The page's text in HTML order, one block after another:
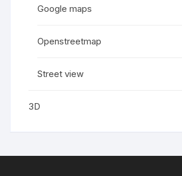
Google maps
Openstreetmap
Street view
3D